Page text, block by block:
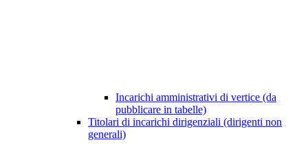
Incarichi amministrativi di vertice (da
pubblicare in tabelle)
Titolari di incarichi dirigenziali (dirigenti non
generali)